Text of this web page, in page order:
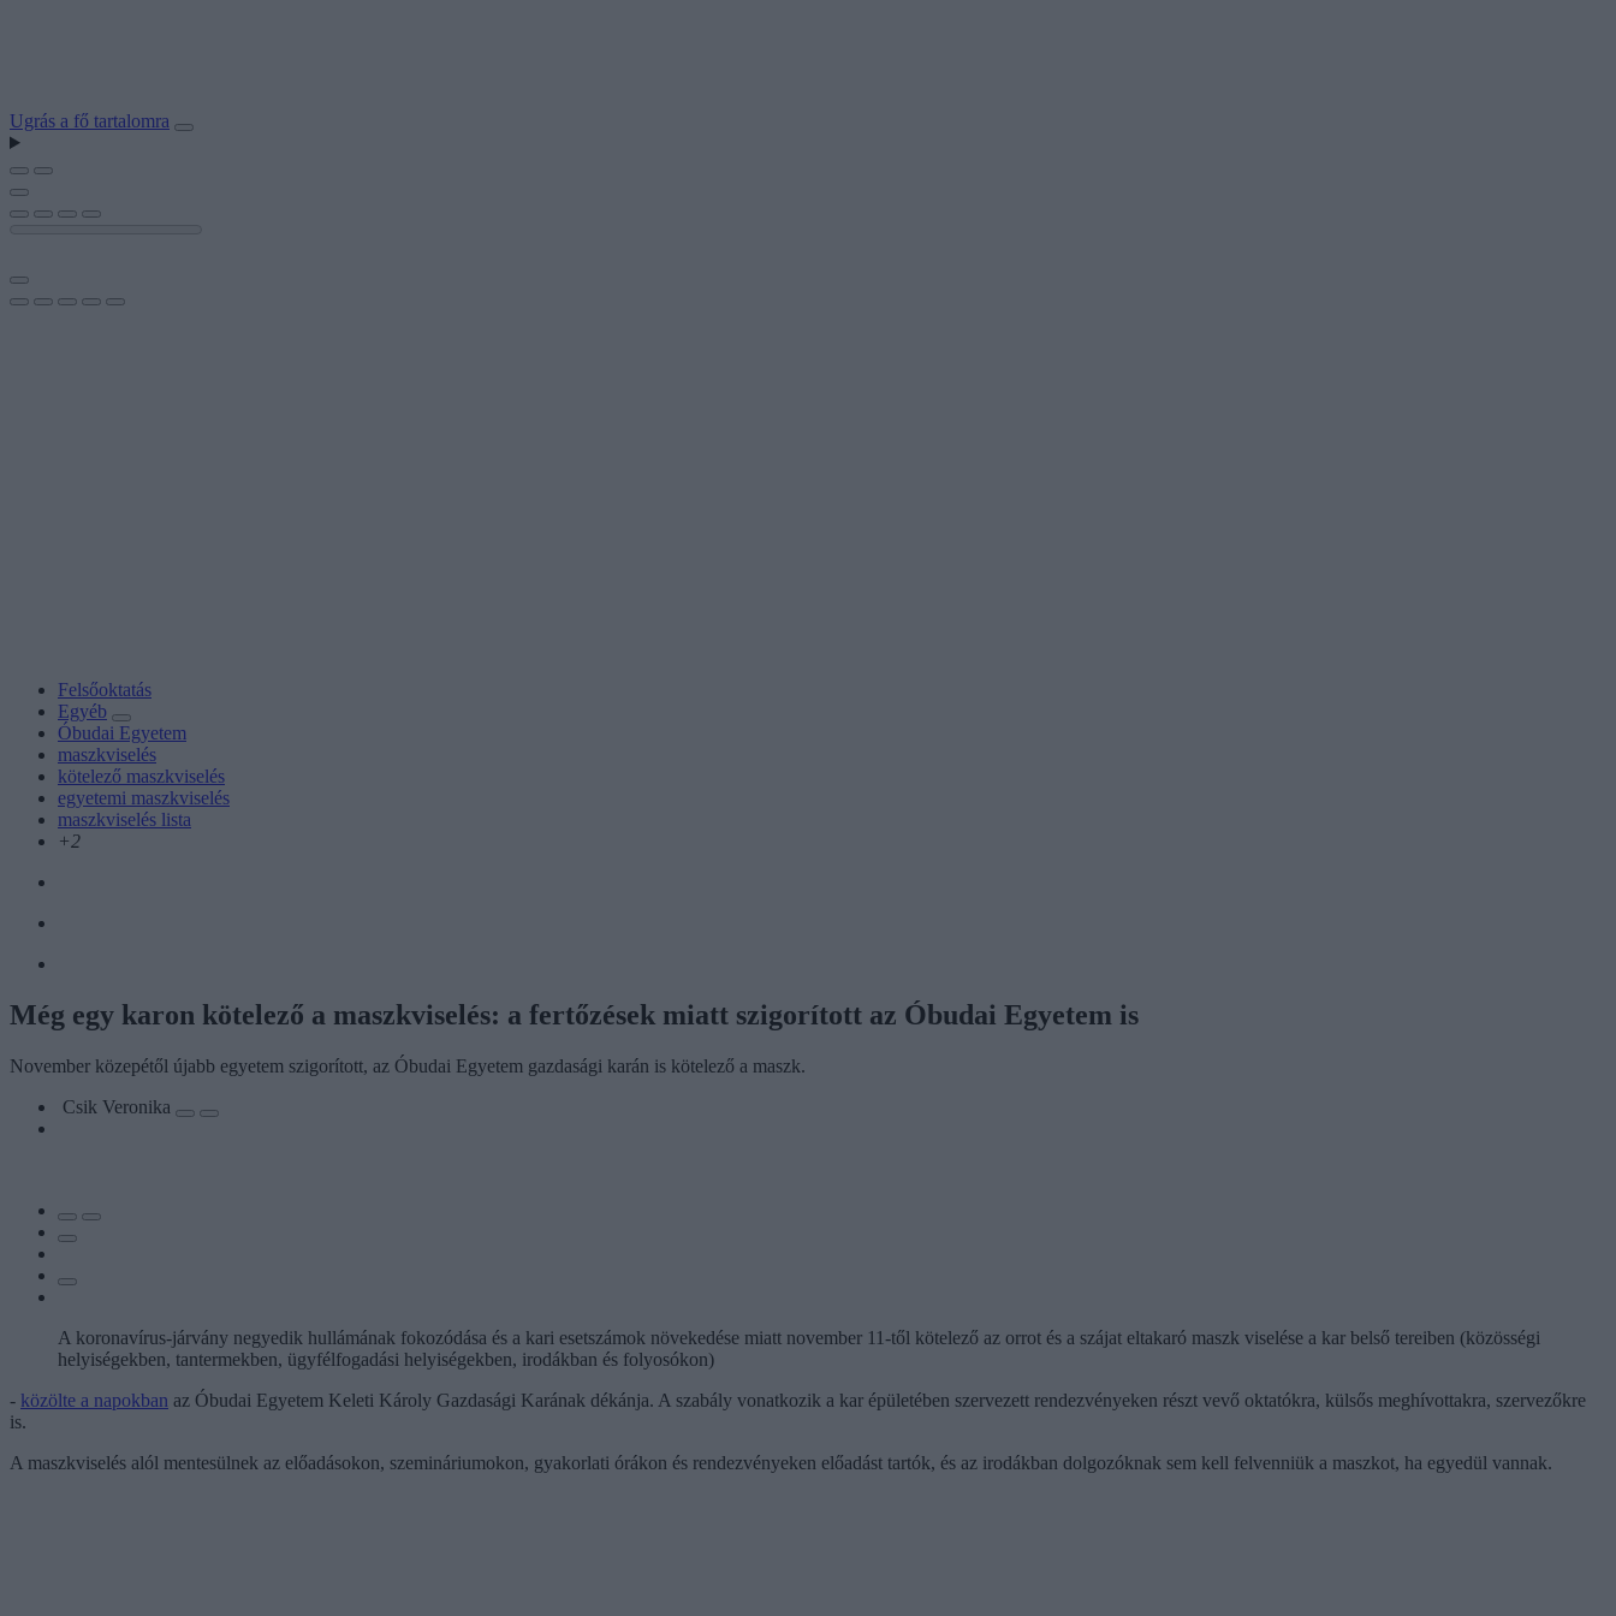
Ugrás a fő tartalomra
Felsőoktatás
Egyéb
Óbudai Egyetem
maszkviselés
kötelező maszkviselés
egyetemi maszkviselés
maszkviselés lista
+2
Még egy karon kötelező a maszkviselés: a fertőzések miatt szigorított az Óbudai Egyetem is
November közepétől újabb egyetem szigorított, az Óbudai Egyetem gazdasági karán is kötelező a maszk.
Csik Veronika
A koronavírus-járvány negyedik hullámának fokozódása és a kari esetszámok növekedése miatt november 11-től kötelező az orrot és a szájat eltakaró maszk viselése a kar belső tereiben (közösségi
helyiségekben, tantermekben, ügyfélfogadási helyiségekben, irodákban és folyosókon)
- közölte a napokban az Óbudai Egyetem Keleti Károly Gazdasági Karának dékánja. A szabály vonatkozik a kar épületében szervezett rendezvényeken részt vevő oktatókra, külsős meghívottakra, szervezőkre
is.
A maszkviselés alól mentesülnek az előadásokon, szemináriumokon, gyakorlati órákon és rendezvényeken előadást tartók, és az irodákban dolgozóknak sem kell felvenniük a maszkot, ha egyedül vannak.